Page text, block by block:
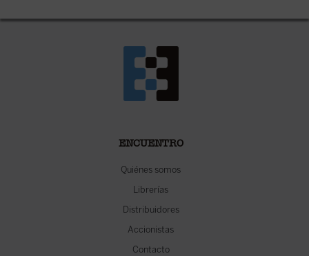
ENCUENTRO
Quiénes somos
Librerías
Distribuidores
Accionistas
Contacto